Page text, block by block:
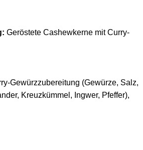
Geröstete Cashewkerne mit Curry-
Gewürzzubereitung (Gewürze, Salz,
Kreuzkümmel, Ingwer, Pfeffer),